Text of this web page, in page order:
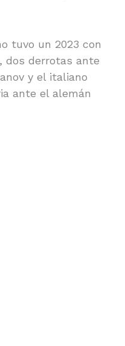
tuvo un 2023 con
dos derrotas ante
y el italiano
ante el alemán